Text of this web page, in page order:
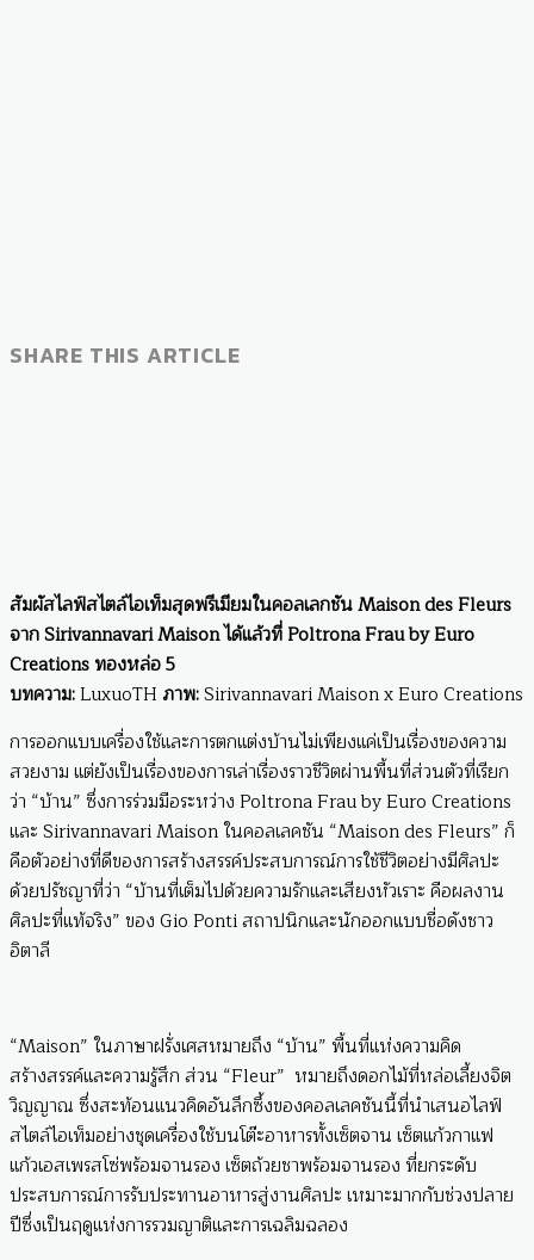
SHARE THIS ARTICLE
สัมผัสไลฟ์สไตล์ไอเท็มสุดพรีเมียมในคอลเลกชัน Maison des Fleurs
จาก Sirivannavari Maison ได้แล้วที่ Poltrona Frau by Euro
Creations ทองหล่อ 5
บทความ:LuxuoTH ภาพ:Sirivannavari Maison x Euro Creations
การออกแบบเครื่องใช้และการตกแต่งบ้านไม่เพียงแค่เป็นเรื่องของความ
สวยงาม แต่ยังเป็นเรื่องของการเล่าเรื่องราวชีวิตผ่านพื้นที่ส่วนตัวที่เรียก
ว่า “บ้าน” ซึ่งการร่วมมือระหว่าง Poltrona Frau by Euro Creations
และ Sirivannavari Maison ในคอลเลคชัน “Maison des Fleurs” ก็
คือตัวอย่างที่ดีของการสร้างสรรค์ประสบการณ์การใช้ชีวิตอย่างมีศิลปะ
ด้วยปรัชญาที่ว่า “บ้านที่เต็มไปด้วยความรักและเสียงหัวเราะ คือผลงาน
ศิลปะที่แท้จริง” ของ Gio Ponti สถาปนิกและนักออกแบบชื่อดังชาว
อิตาลี
“Maison” ในภาษาฝรั่งเศสหมายถึง “บ้าน” พื้นที่แห่งความคิด
สร้างสรรค์และความรู้สึก ส่วน “Fleur” หมายถึงดอกไม้ที่หล่อเลี้ยงจิต
วิญญาณ ซึ่งสะท้อนแนวคิดอันลึกซึ้งของคอลเลคชันนี้ที่นำเสนอไลฟ์
สไตล์ไอเท็มอย่างชุดเครื่องใช้บนโต๊ะอาหารทั้งเซ็ตจาน เซ็ตแก้วกาแฟ
แก้วเอสเพรสโซ่พร้อมจานรอง เซ็ตถ้วยชาพร้อมจานรอง ที่ยกระดับ
ประสบการณ์การรับประทานอาหารสู่งานศิลปะ เหมาะมากกับช่วงปลาย
ปีซึ่งเป็นฤดูแห่งการรวมญาติและการเฉลิมฉลอง